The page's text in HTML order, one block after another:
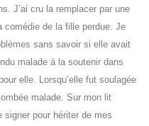
J’ai cru la remplacer par une
comédie de la fille perdue. Je
sans savoir si elle avait
malade à la soutenir dans
elle. Lorsqu’elle fut soulagée
malade. Sur mon lit
signer pour hériter de mes